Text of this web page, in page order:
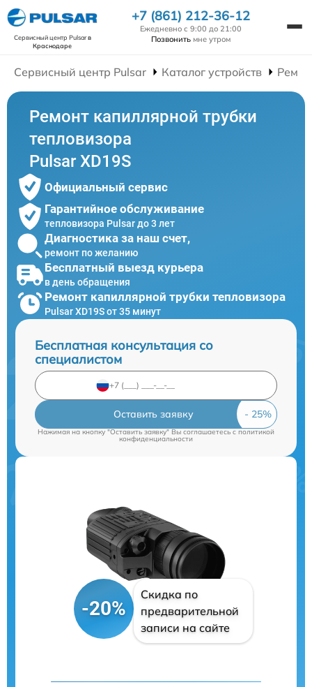
Сервисный центр Pulsarв
Краснодаре
+7 (861) 212-36-12
Ежедневно с 9:00 до 21:00
Позвонить мне утром
Сервисный центр Pulsar Каталог устройств
Ремонт капиллярной трубки
тепловизора
Pulsar XD19S
Официальный сервис
Гарантийное обслуживание
тепловизора Pulsar до 3 лет
Диагностика за наш счет,
ремонт по желанию
Бесплатный выезд курьера
в день обращения
Ремонт капиллярной трубки тепловизора
Pulsar XD19S от 35 минут
Бесплатная консультация со
специалистом
Оставить заявку
Нажимая на кнопку "Оставить заявку" Вы соглашаетесь cполитикой
конфиденциальности
-20%
Скидка по
предварительной
записи на сайте